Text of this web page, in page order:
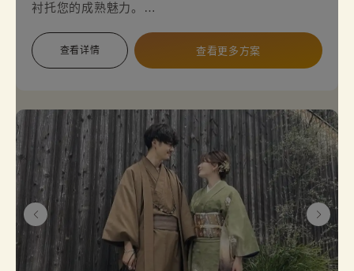
衬托您的成熟魅力。
※请注意，必须使用袋带，因此会额外收取2,200日
查看详情 查看更多方案